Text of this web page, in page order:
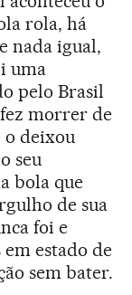
rola, há
nada igual,
uma
pelo Brasil
morrer de
o deixou
seu
bola que
de sua
foi e
estado de
sem bater.